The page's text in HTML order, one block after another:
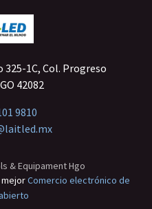
325-1C, Col. Progreso
42082
9810
& Equipament Hgo
Comercio electrónico de